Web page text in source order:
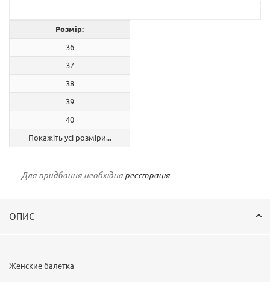
Розмір:
36
37
38
39
40
Покажіть усі розміри...
Для придбання необхідна реєстрація
ОПИС
Женские балетка